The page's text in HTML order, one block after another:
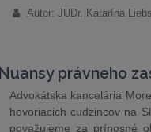
Autor: JUDr. Katarína
Nuansy právneho
Advokátska kancelária
hovoriacich cudzincov na
považujeme za prínosné